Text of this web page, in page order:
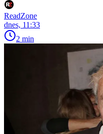
ReadZone
dnes, 11:33
2 min